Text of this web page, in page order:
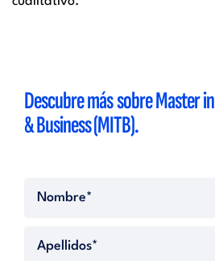
Descubre más sobre Master
& Business (MITB).